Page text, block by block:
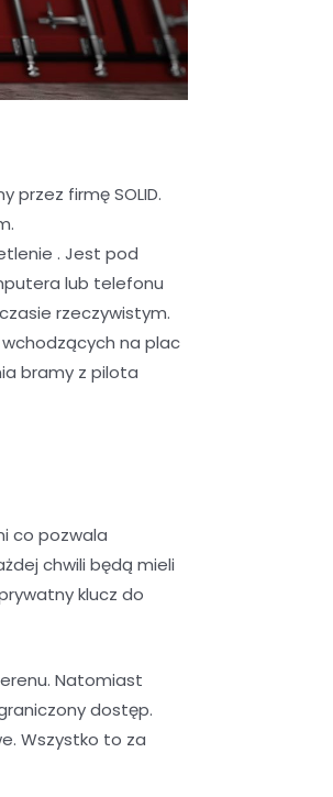
firmę SOLID.
. Jest pod
lub telefonu
rzeczywistym.
na plac
bramy z pilota
co pozwala
chwili będą mieli
klucz do
Natomiast
dostęp.
Wszystko to za